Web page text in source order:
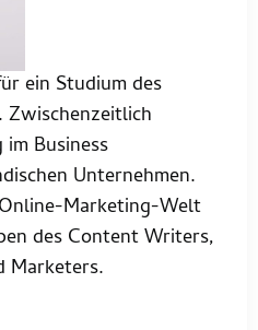
ein Studium des
Zwischenzeitlich
Business
Unternehmen.
Marketing-Welt
des Content Writers,
Marketers.